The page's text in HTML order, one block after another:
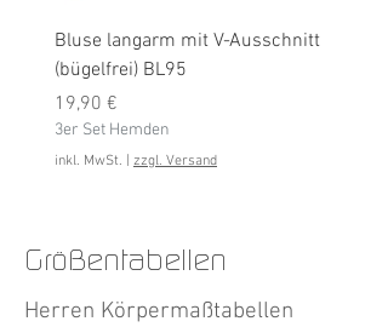
Bluse langarm mit V-Ausschnitt
(bügelfrei) BL95
Preis
19,90 €
3er Set Hemden
inkl. MwSt. zzgl. Versand
Größentabellen
Herren Körpermaßtabellen